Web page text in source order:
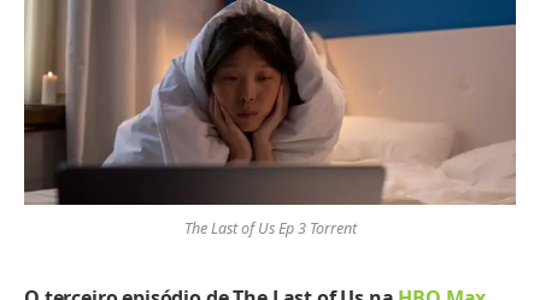
The Last of Us Ep 3 Torrent